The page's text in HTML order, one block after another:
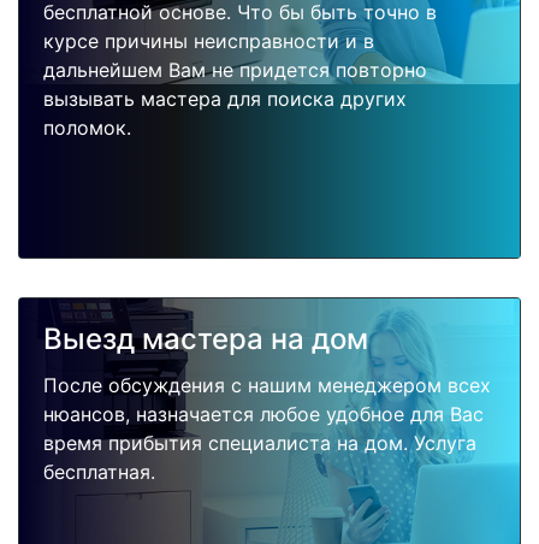
бесплатной основе. Что бы быть точно в
курсе причины неисправности и в
дальнейшем Вам не придется повторно
вызывать мастера для поиска других
поломок.
Выезд мастера на дом
После обсуждения с нашим менеджером всех
нюансов, назначается любое удобное для Вас
время прибытия специалиста на дом. Услуга
бесплатная.